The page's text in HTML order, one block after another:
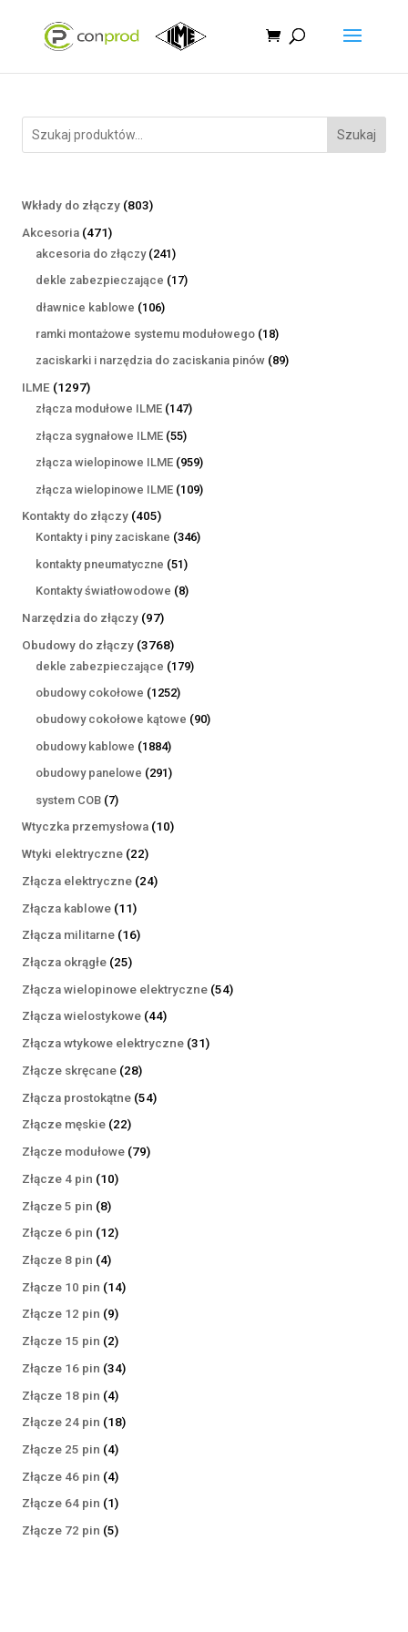
Szukaj
Wkłady do złączy 803803
Akcesoria 471471
produktów
akcesoria do złączy 241241
produktów
dekle zabezpieczające 1717
dławnice kablowe 106106
produktów
ramki montażowe systemu modułowego 1818
produktów
zaciskarki i narzędzia do zaciskania pinów 8989
ILME 12971297
produktów
złącza modułowe ILME 147147
złącza sygnałowe ILME 5555
produktów
złącza wielopinowe ILME 959959
produktów
złącza wielopinowe ILME 109109
Kontakty do złączy 405405
produktów
Kontakty i piny zaciskane 346346
kontakty pneumatyczne 5151
produktów
Kontakty światłowodowe 88
Narzędzia do złączy 9797
produktów
Obudowy do złączy 37683768
produktów
dekle zabezpieczające 179179
obudowy cokołowe 12521252
produkty
obudowy cokołowe kątowe 9090
obudowy kablowe 18841884
produkty
obudowy panelowe 291291
system COB 77
produktów
Wtyczka przemysłowa 1010
Wtyki elektryczne 2222
produkty
Złącza elektryczne 2424
Złącza kablowe 1111
produktów
Złącza militarne 1616
Złącza okrągłe 2525
produktów
Złącza wielopinowe elektryczne 5454
Złącza wielostykowe 4444
produkty
Złącza wtykowe elektryczne 3131
Złącze skręcane 2828
produktów
Złącza prostokątne 5454
Złącze męskie 2222
produkty
Złącze modułowe 7979
Złącze 4 pin 1010
Złącze 5 pin 88
produktów
Złącze 6 pin 1212
Złącze 8 pin 44
produkty
Złącze 10 pin 1414
Złącze 12 pin 99
produktów
Złącze 15 pin 22
produkty
Złącze 16 pin 3434
Złącze 18 pin 44
produkty
Złącze 24 pin 1818
Złącze 25 pin 44
produkty
Złącze 46 pin 44
produkty
Złącze 64 pin 11
produkt
Złącze 72 pin 55